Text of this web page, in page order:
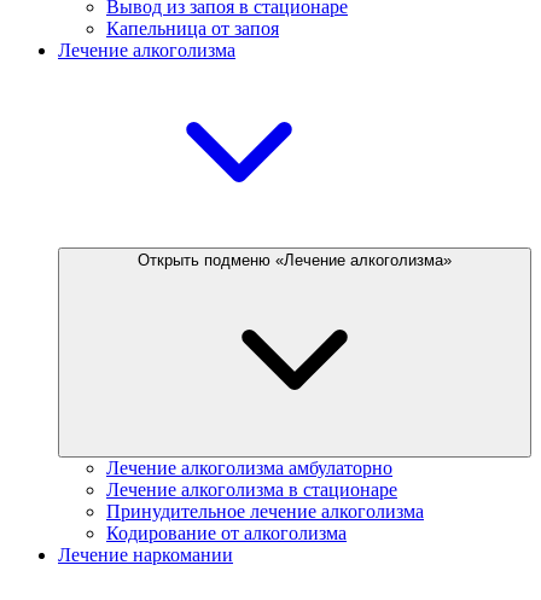
Вывод из запоя в стационаре
Капельница от запоя
Лечение алкоголизма
Открыть подменю «Лечение алкоголизма»
Лечение алкоголизма амбулаторно
Лечение алкоголизма в стационаре
Принудительное лечение алкоголизма
Кодирование от алкоголизма
Лечение наркомании